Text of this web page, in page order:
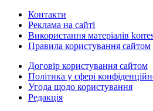
Контакти
Реклама на сайті
Використання матеріалів
Правила користування сайтом
Договір користування сайтом
Політика у сфері
Угода щодо користування
Редакція